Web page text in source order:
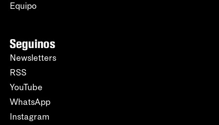
Equipo
Seguinos
Newsletters
RSS
YouTube
WhatsApp
Instagram